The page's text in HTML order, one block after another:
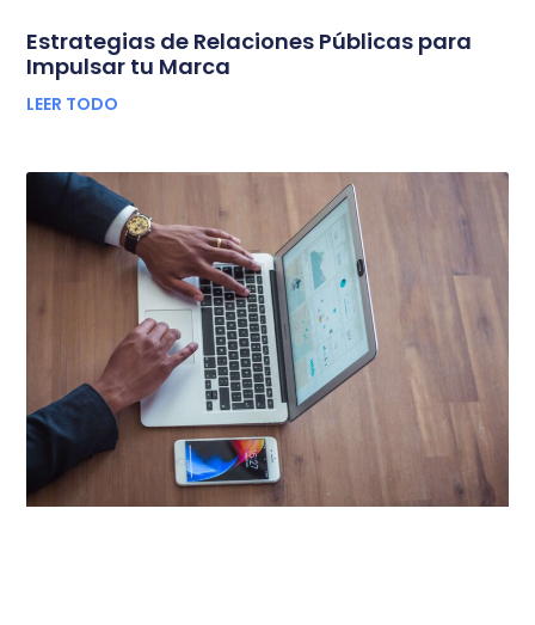
Estrategias de Relaciones Públicas para
Impulsar tu Marca
LEER TODO